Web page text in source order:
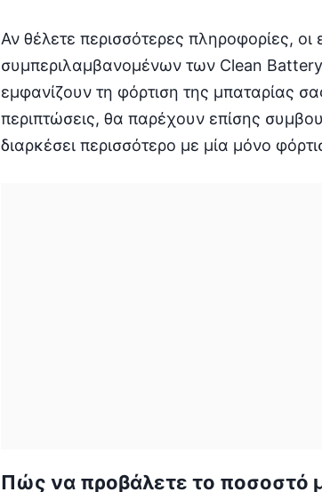
Αν θέλετε περισσότερες πληροφορίες,
συμπεριλαμβανομένων των Clean
εμφανίζουν τη φόρτιση της μπαταρίας
περιπτώσεις, θα παρέχουν επίσης
διαρκέσει περισσότερο με μία μόνο
Πώς να προβάλετε το ποσοστό